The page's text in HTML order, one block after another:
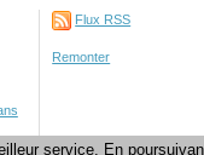
Flux RSS
Remonter
service. En